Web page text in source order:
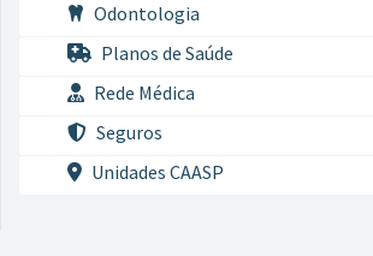
Odontologia
Planos de Saúde
Rede Médica
Seguros
Unidades CAASP